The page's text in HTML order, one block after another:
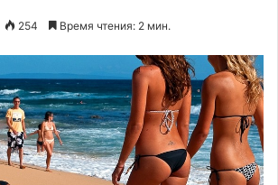
254 Время чтения: 2 мин.